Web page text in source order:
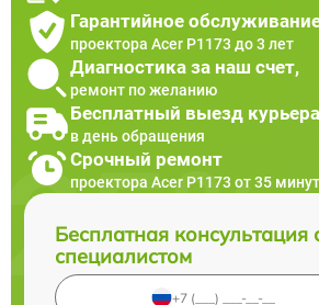
Гарантийное
проектора Acer P1173 до 3 лет
Диагностика за наш счет,
ремонт по желанию
Бесплатный выезд курьера
в день обращения
Срочный ремонт
проектора Acer P1173 от 35 минут
Бесплатная консультация
специалистом